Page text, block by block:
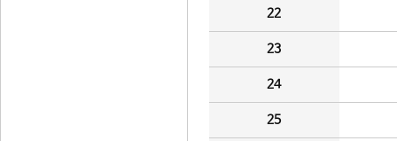
22
23
24
25